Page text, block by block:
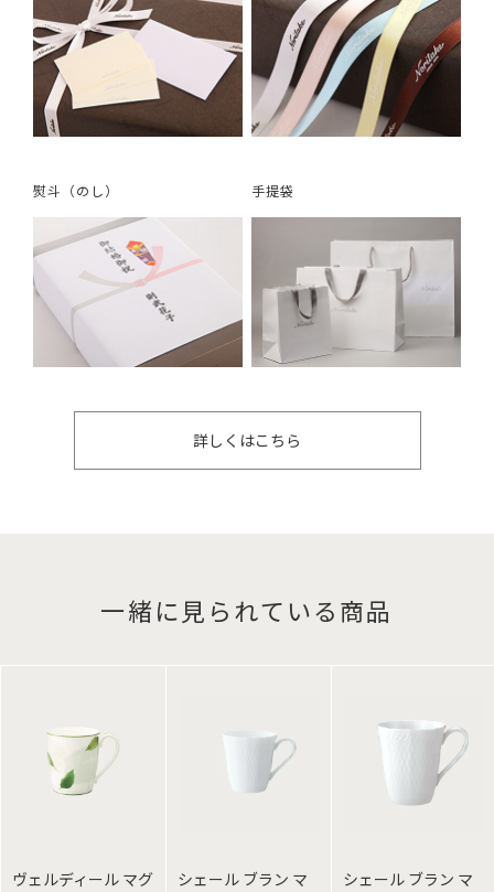
熨斗（のし） 手提袋
詳しくはこちら
一緒に見られている商品
ヴェルディール マグ
シェール ブラン マ
シェール ブラン マ